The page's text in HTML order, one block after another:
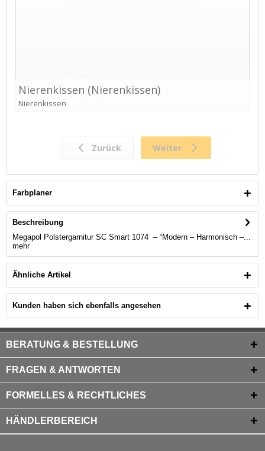
Farbplaner
Beschreibung
Megapol Polstergarnitur SC Smart 1074 – “Modern – Harmonisch –...
mehr
Ähnliche Artikel
Kunden haben sich ebenfalls angesehen
BERATUNG & BESTELLUNG
FRAGEN & ANTWORTEN
FORMELLES & RECHTLICHES
HÄNDLERBEREICH